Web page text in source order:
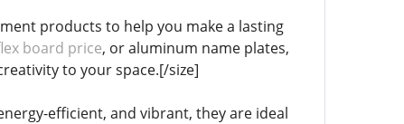
products to help you make a lasting
board price, or aluminum name plates,
to your space.[/size]
efficient, and vibrant, they are ideal